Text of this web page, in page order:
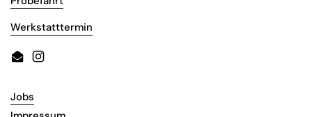
Werkstatttermin
EmailInstagram
Jobs